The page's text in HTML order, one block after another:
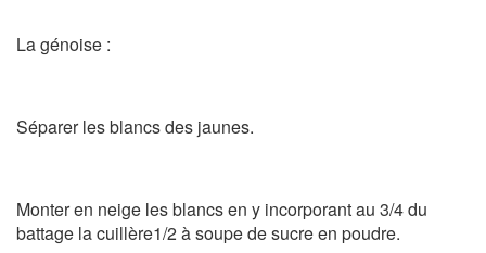
La génoise :
Séparer les blancs des jaunes.
Monter en neige les blancs en y incorporant au 3/4 du
battage la cuillère1/2 à soupe de sucre en poudre.